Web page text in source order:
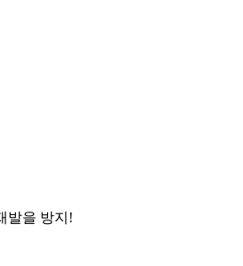
발을 방지!